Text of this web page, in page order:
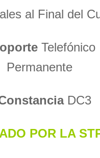
al Final del
Telefónico
Permanente
DC3
POR LA